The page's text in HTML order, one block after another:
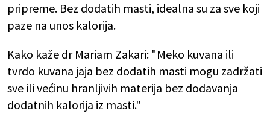
pripreme. Bez dodatih masti, idealna su za sve koji
paze na unos kalorija.
Kako kaže dr Mariam Zakari: "Meko kuvana ili
tvrdo kuvana jaja bez dodatih masti mogu zadržati
sve ili većinu hranljivih materija bez dodavanja
dodatnih kalorija iz masti."